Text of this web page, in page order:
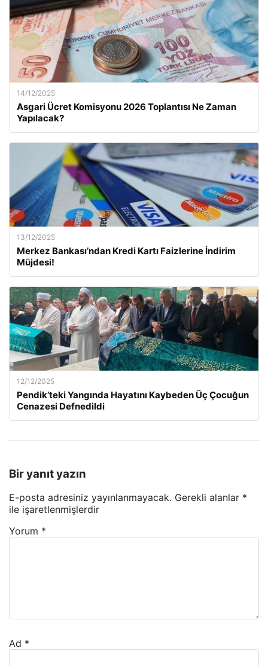
14/12/2025
Asgari Ücret Komisyonu 2026 Toplantısı Ne Zaman
Yapılacak?
13/12/2025
Merkez Bankası’ndan Kredi Kartı Faizlerine İndirim
Müjdesi!
12/12/2025
Pendik’teki Yangında Hayatını Kaybeden Üç Çocuğun
Cenazesi Defnedildi
Bir yanıt yazın
E-posta adresiniz yayınlanmayacak. Gerekli alanlar *
ile işaretlenmişlerdir
Yorum *
Ad *